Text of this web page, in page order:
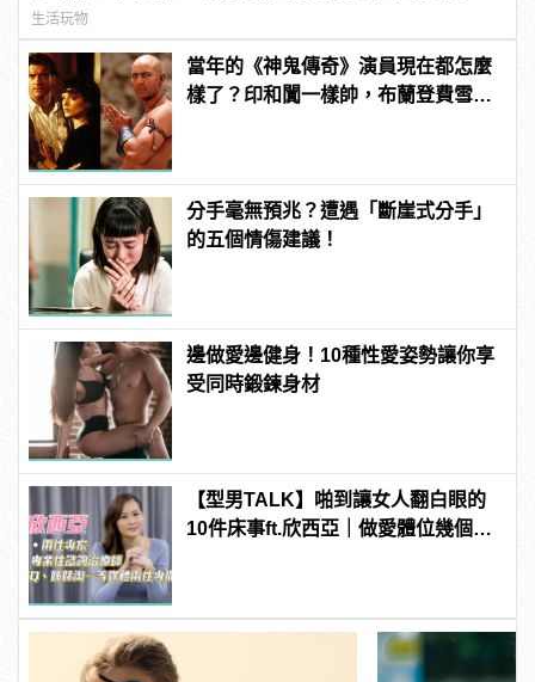
生活玩物
當年的《神鬼傳奇》演員現在都怎麼
樣了？印和闐一樣帥，布蘭登費雪大
分手毫無預兆？遭遇「斷崖式分手」
的五個情傷建議！
邊做愛邊健身！10種性愛姿勢讓你享
受同時鍛鍊身材
【型男TALK】啪到讓女人翻白眼的
10件床事ft.欣西亞｜做愛體位幾個剛